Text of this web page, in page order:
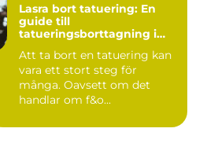
Lasra bort tatuering: En
guide till
tatueringsborttagning i
Att ta bort en tatuering kan
vara ett stort steg för
många. Oavsett om det
handlar om f&o...